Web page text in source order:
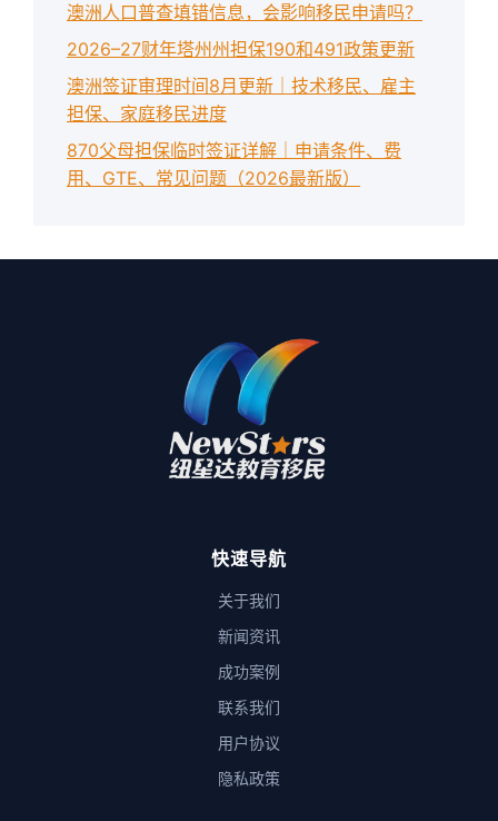
澳洲人口普查填错信息，会影响移民申请吗？
2026–27财年塔州州担保190和491政策更新
澳洲签证审理时间8月更新｜技术移民、雇主
担保、家庭移民进度
870父母担保临时签证详解｜申请条件、费
用、GTE、常见问题（2026最新版）
快速导航
关于我们
新闻资讯
成功案例
联系我们
用户协议
隐私政策